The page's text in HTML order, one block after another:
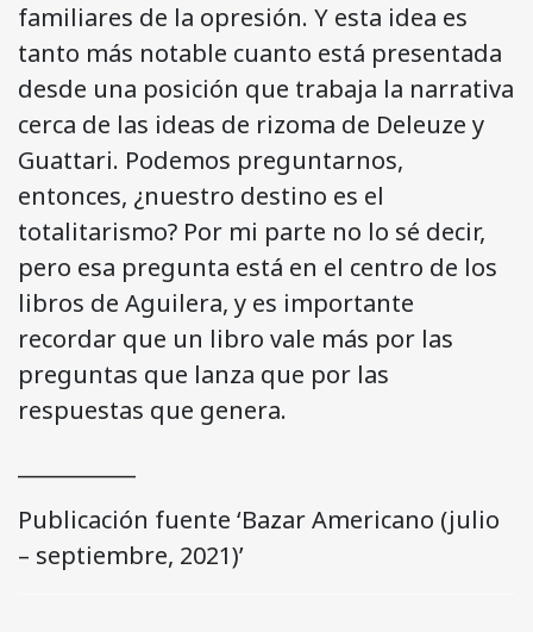
familiares de la opresión. Y esta idea es
tanto más notable cuanto está presentada
desde una posición que trabaja la narrativa
cerca de las ideas de rizoma de Deleuze y
Guattari. Podemos preguntarnos,
entonces, ¿nuestro destino es el
totalitarismo? Por mi parte no lo sé decir,
pero esa pregunta está en el centro de los
libros de Aguilera, y es importante
recordar que un libro vale más por las
preguntas que lanza que por las
respuestas que genera.
Publicación fuente ‘Bazar Americano (julio
– septiembre, 2021)’